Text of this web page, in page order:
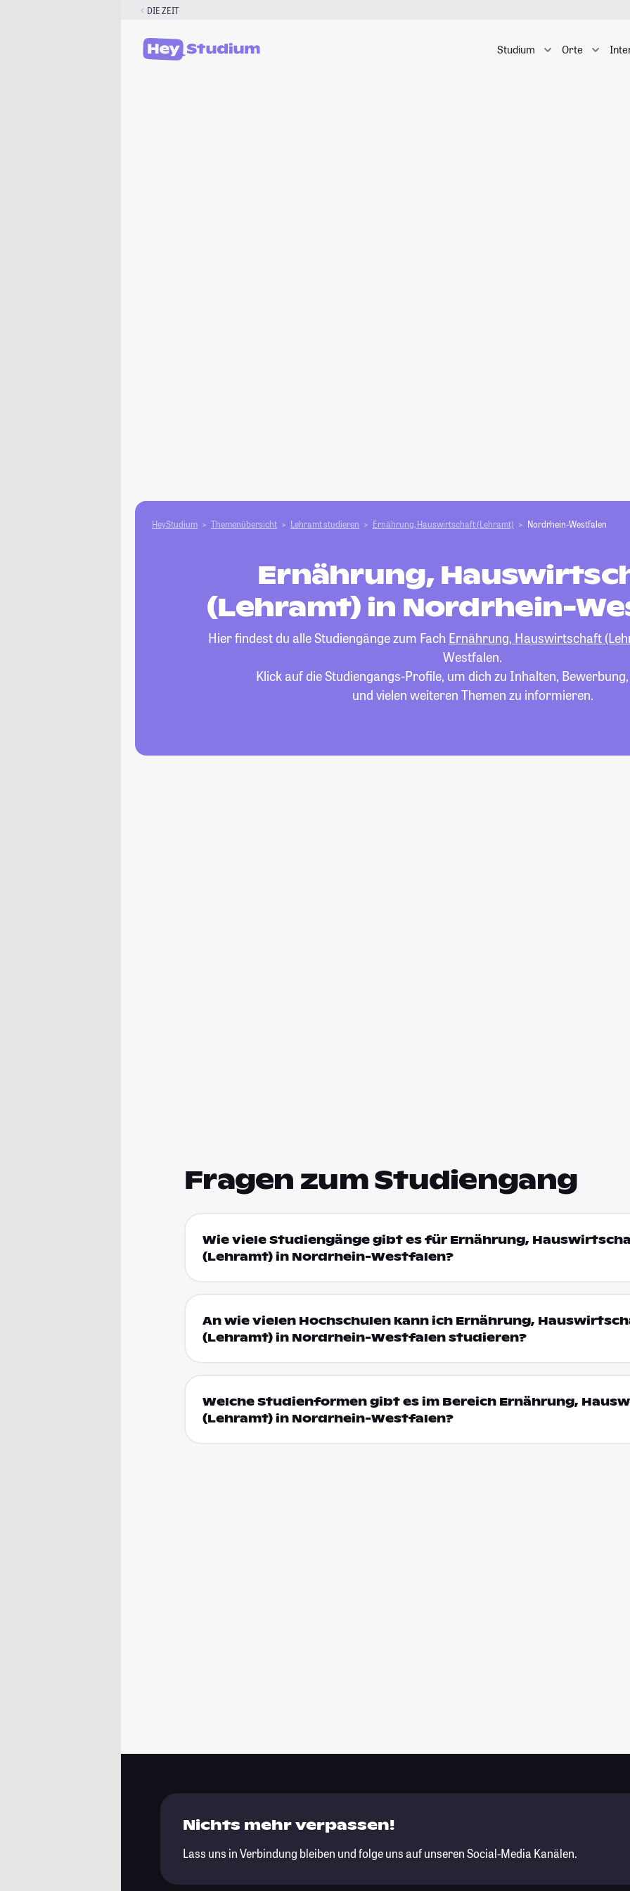
DIE ZEIT
Studium Orte
HeyStudium Themenübersicht Lehramt studieren Ernährung, Hauswirtschaft (Lehramt) Nordrhein-Westfalen
Ernährung,
(Lehramt) in Nordrhein-
Hier findest du alle Studiengänge zum Fach Ernährung, Hauswirtschaft
Westfalen.
Klick auf die Studiengangs-Profile, um dich zu Inhalten,
und vielen weiteren Themen zu informieren.
Fragen zum Studiengang
Wie viele Studiengänge gibt es für Ernährung,
(Lehramt) in Nordrhein-Westfalen?
An wie vielen Hochschulen kann ich Ernährung,
(Lehramt) in Nordrhein-Westfalen studieren?
Welche Studienformen gibt es im Bereich Ernährung,
(Lehramt) in Nordrhein-Westfalen?
Nichts mehr verpassen!
Lass uns in Verbindung bleiben und folge uns auf unseren Social-Media Kanälen.